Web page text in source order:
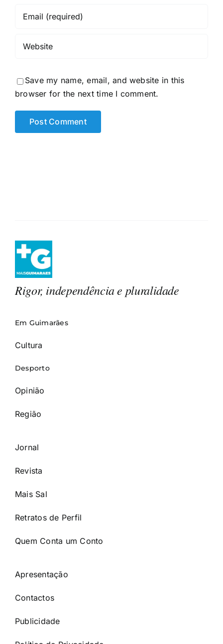
Save my name, email, and website in this
browser for the next time I comment.
Rigor, independência e pluralidade
Em Guimarães
Cultura
Desporto
Opinião
Região
Jornal
Revista
Mais Sal
Retratos de Perfil
Quem Conta um Conto
Apresentação
Contactos
Publicidade